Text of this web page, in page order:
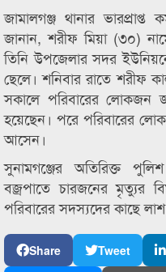
জামালগঞ্জ থানার
জানান, শরীফ মিয়া (৩০)
তিনি উপজেলার সদর
ছেলে। শনিবার রাতে শরীফ
সকালে পরিবারের লোকজন
হয়েছেন। পরে পরিবারের
আসেন।
সুনামগঞ্জের অতিরিক্ত
বজ্রপাতে চারজনের মৃত্যুর
পরিবারের সদস্যদের কাছে লাশ
Share Tweet